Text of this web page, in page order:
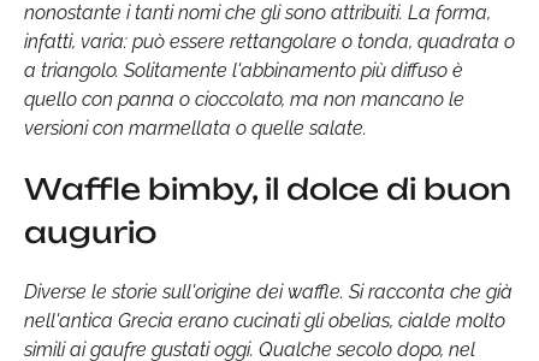
nonostante i tanti nomi che gli sono attribuiti. La forma,
infatti, varia: può essere rettangolare o tonda, quadrata o
a triangolo. Solitamente l'abbinamento più diffuso è
quello con panna o cioccolato, ma non mancano le
versioni con marmellata o quelle salate.
Waffle bimby, il dolce di buon
augurio
Diverse le storie sull'origine dei waffle. Si racconta che già
nell'antica Grecia erano cucinati gli obelias, cialde molto
simili ai gaufre gustati oggi. Qualche secolo dopo, nel